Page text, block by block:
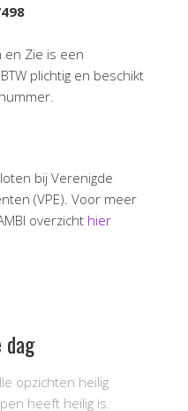
en Zie is een
BTW plichtig en beschikt
bij Verenigde
(VPE). Voor meer
overzicht hier
opzichten heilig
heeft heilig is.